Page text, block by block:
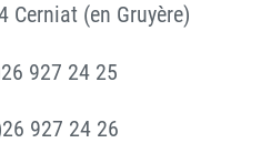
Cerniat (en Gruyère)
927 24 25
927 24 26